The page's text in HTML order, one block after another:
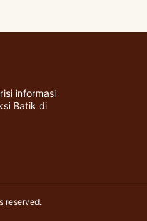
informasi
Batik di
reserved.